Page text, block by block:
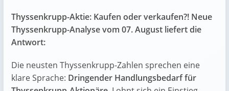
Thyssenkrupp-Aktie: Kaufen oder verkaufen?! Neue
Thyssenkrupp-Analyse vom 07. August liefert die
Antwort:
Die neusten Thyssenkrupp-Zahlen sprechen eine
klare Sprache: Dringender Handlungsbedarf für